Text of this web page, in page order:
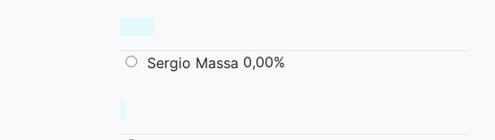
Sergio Massa 0,00%